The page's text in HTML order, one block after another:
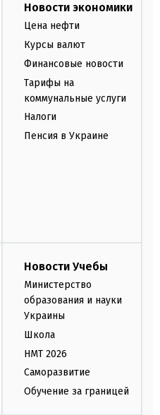
Новости экономики
Цена нефти
Курсы валют
Финансовые новости
Тарифы на
коммунальные услуги
Налоги
Пенсия в Украине
Новости Учебы
Министерство
образования и науки
Украины
Школа
НМТ 2026
Саморазвитие
Обучение за границей